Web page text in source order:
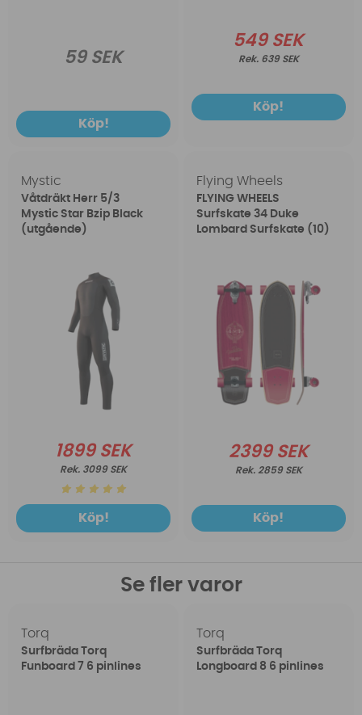
59 SEK
Köp!
549 SEK
639 SEK
Köp!
Mystic
Våtdräkt Herr 5/3
Mystic Star Bzip Black
(utgående)
1899 SEK
3099 SEK
Köp!
Flying Wheels
FLYING WHEELS
Surfskate 34 Duke
Lombard Surfskate (10)
2399 SEK
2859 SEK
Köp!
Se fler varor
Torq
Surfbräda Torq
Funboard 7 6 pinlines
Torq
Surfbräda Torq
Longboard 8 6 pinlines